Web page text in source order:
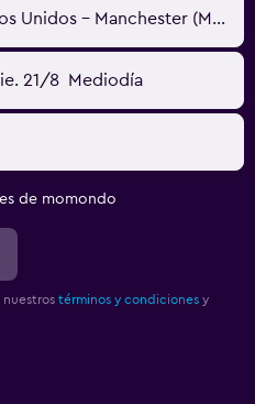
Manchester, NH, Estados Unidos - Manchester (MHT)
21/8 Mediodía
de momondo
nuestros términos y condiciones y